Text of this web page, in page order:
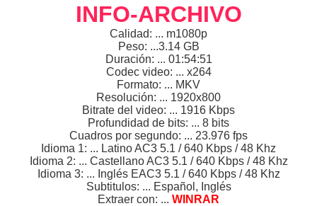
INFO-ARCHIVO
Calidad: ... m1080p
Peso: ...3.14 GB
Duración: ... 01:54:51
Codec video: ... x264
Formato: ... MKV
Resolución: ... 1920x800
Bitrate del video: ... 1916 Kbps
Profundidad de bits: ... 8 bits
Cuadros por segundo: ... 23.976 fps
Idioma 1: ... Latino AC3 5.1 / 640 Kbps / 48 Khz
Idioma 2: ... Castellano AC3 5.1 / 640 Kbps / 48 Khz
Idioma 3: ... Inglés EAC3 5.1 / 640 Kbps / 48 Khz
Subtitulos: ... Español, Inglés
Extraer con: ... WINRAR